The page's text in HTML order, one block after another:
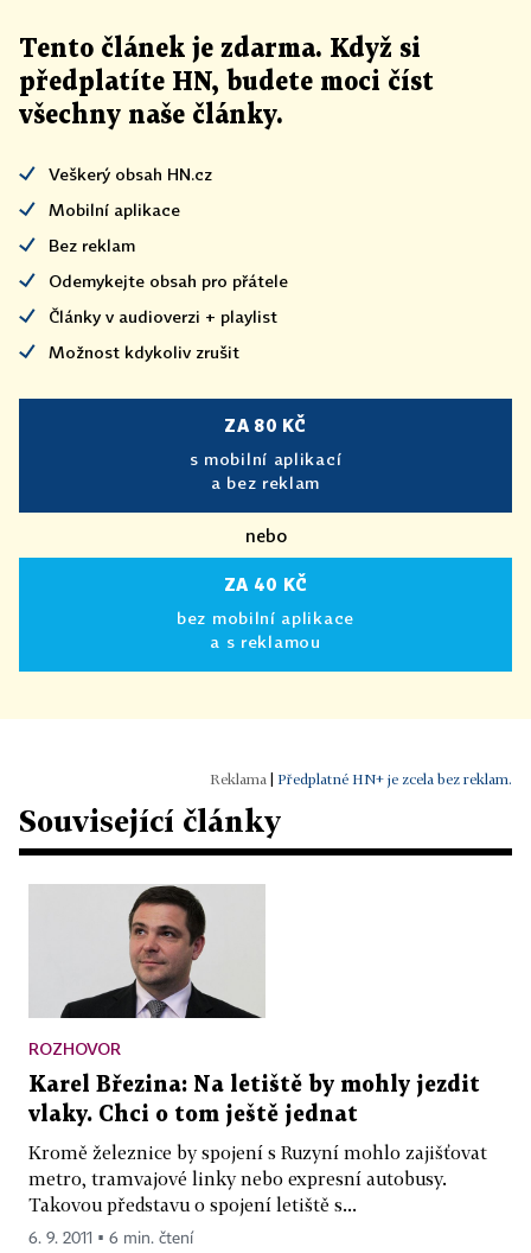
Tento článek je zdarma. Když si
předplatíte HN, budete moci číst
všechny naše články.
Veškerý obsah HN.cz
Mobilní aplikace
Bez reklam
Odemykejte obsah pro přátele
Články v audioverzi + playlist
Možnost kdykoliv zrušit
ZA 80 KČ
s mobilní aplikací
a bez reklam
nebo
ZA 40 KČ
bez mobilní aplikace
a s reklamou
Předplatné HN+ je zcela bez reklam.
Související články
ROZHOVOR
Karel Březina: Na letiště by mohly jezdit
vlaky. Chci o tom ještě jednat
Kromě železnice by spojení s Ruzyní mohlo zajišťovat
metro, tramvajové linky nebo expresní autobusy.
Takovou představu o spojení letiště s...
6. 9. 2011 ▪ 6 min. čtení